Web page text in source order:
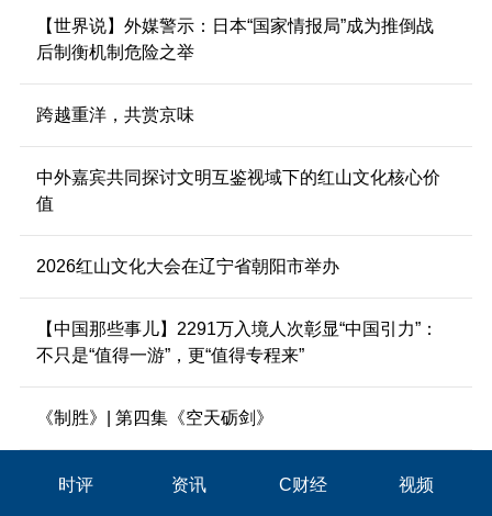
【世界说】外媒警示：日本“国家情报局”成为推倒战
后制衡机制危险之举
跨越重洋，共赏京味
中外嘉宾共同探讨文明互鉴视域下的红山文化核心价
值
2026红山文化大会在辽宁省朝阳市举办
【中国那些事儿】2291万入境人次彰显“中国引力”：
不只是“值得一游”，更“值得专程来”
《制胜》| 第四集《空天砺剑》
时评 资讯 C财经 视频